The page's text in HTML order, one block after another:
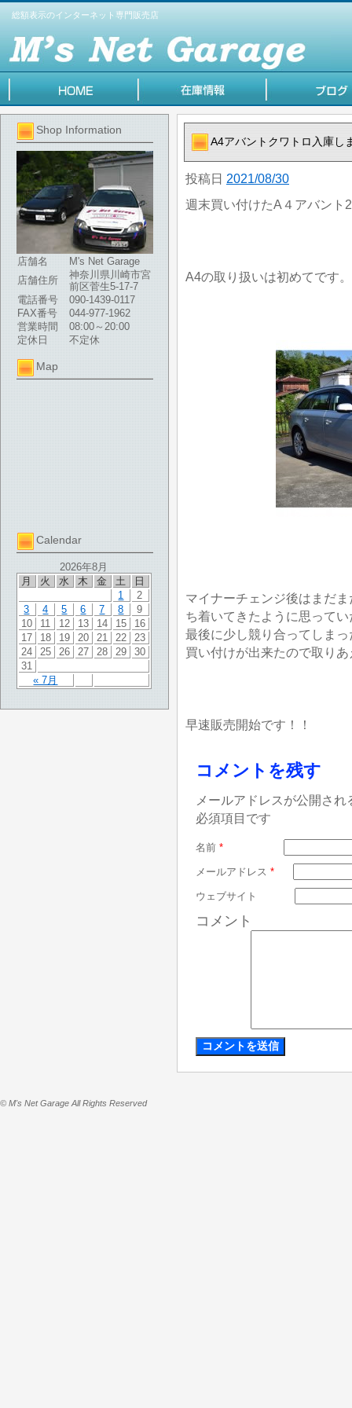
総額表示のインターネット専門販売店
Shop Information
店舗名
M's Net Garage
店舗住所
神奈川県川崎市宮
前区菅生5-17-7
電話番号
090-1439-0117
FAX番号
044-977-1962
営業時間
08:00～20:00
定休日
不定休
Map
Calendar
2026年8月
月
火 水 木 金 土 日
« 7月
1
2
3
4 5 6 7 8
9
10
11 12 13 14 15
16
17
18 19 20 21 22
23
24
25 26 27 28 29
30
31
A4アバントクワトロ入庫し
投稿日 2021/08/30
週末買い付けたA４アバント
A4の取り扱いは初めてです。
マイナーチェンジ後はまだ
ち着いてきたように思って
最後に少し競り合ってしま
買い付けが出来たので取り
早速販売開始です！！
コメントを残す
メールアドレスが公開さ
必須項目です
名前 *
メールアドレス *
ウェブサイト
コメント
© M's Net Garage All Rights Reserved